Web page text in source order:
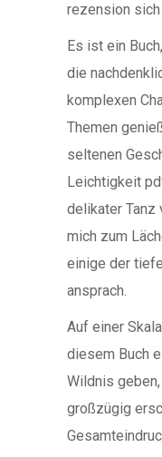
rezension
Es ist ein
die
komplexen
Themen
seltenen
Leichtigkeit
delikater Tanz
mich zum
einige der
ansprach.
Auf einer
diesem Buch
Wildnis
großzügig